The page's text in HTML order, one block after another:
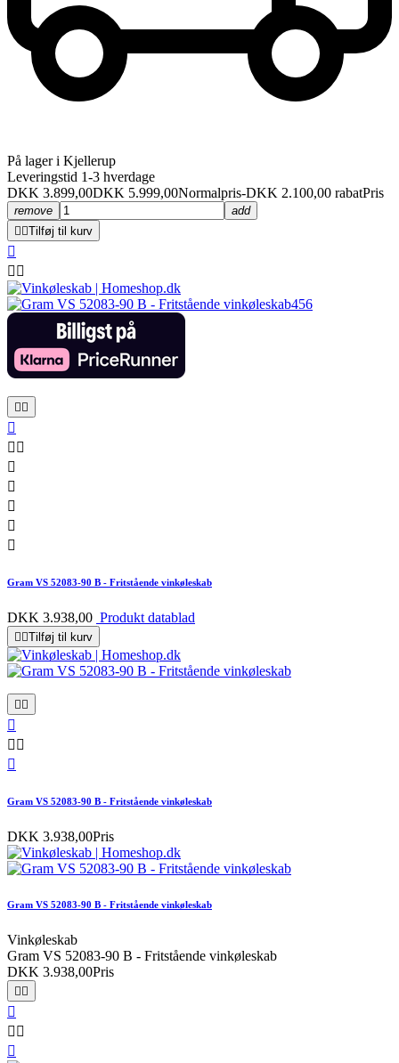
På lager i Kjellerup
Leveringstid 1-3 hverdage
DKK 3.899,00DKK 5.999,00Normalpris-DKK 2.100,00 rabatPris
remove
add
 Tilføj til kurv

 
 

 





Gram VS 52083-90 B - Fritstående vinkøleskab
DKK 3.938,00 Produkt datablad
 Tilføj til kurv
 

 

Gram VS 52083-90 B - Fritstående vinkøleskab
DKK 3.938,00Pris
Gram VS 52083-90 B - Fritstående vinkøleskab
Vinkøleskab
Gram VS 52083-90 B - Fritstående vinkøleskab
DKK 3.938,00Pris
 

 
